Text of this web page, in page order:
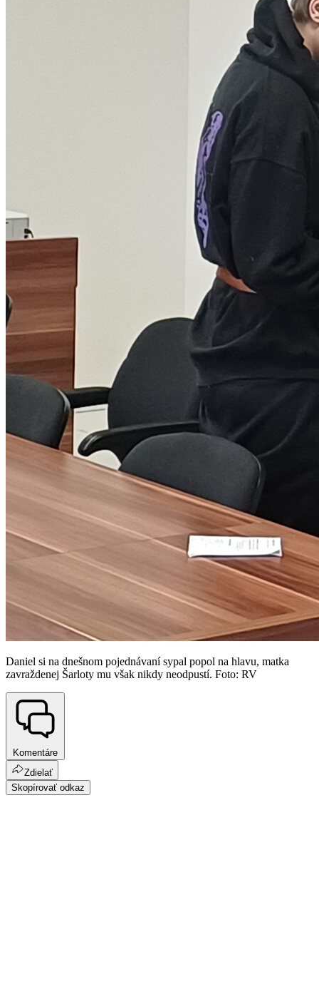
Daniel si na dnešnom pojednávaní sypal popol na hlavu, matka
zavraždenej Šarloty mu však nikdy neodpustí. Foto: RV
Komentáre
Zdielať
Skopírovať odkaz